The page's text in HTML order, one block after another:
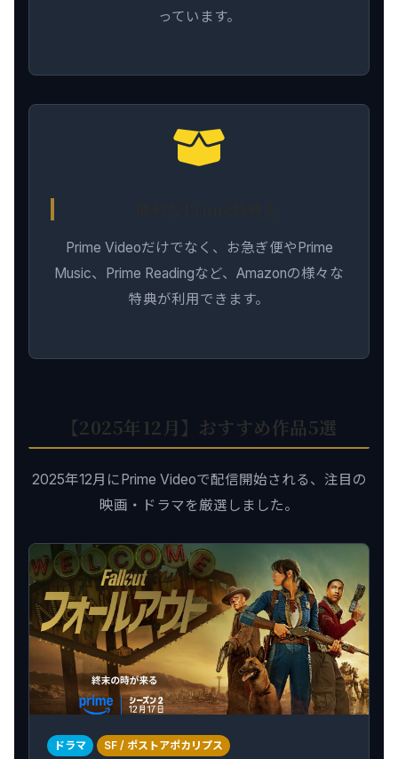
っています。
Prime Videoだけでなく、お急ぎ便やPrime
Music、Prime Readingなど、Amazonの様々な
特典が利用できます。
【2025年12月】おすすめ作品5選
2025年12月にPrime Videoで配信開始される、注目の
映画・ドラマを厳選しました。
ドラマ SF / ポストアポカリプス